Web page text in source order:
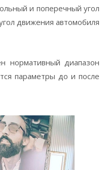
и поперечный угол
движения автомобиля
нормативный диапазон
параметры до и после